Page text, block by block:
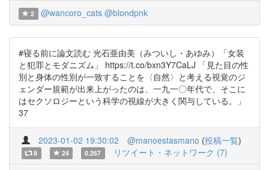
2 @wancoro_cats @blondpnk
#寝る前に論文読む 光石亜由美（みついし・あゆみ）「女装
と犯罪とモダニズム」 https://t.co/bxn3Y7CaLJ 「見た目の性
別と身体の性別が一致することを〈自然〉と考える視覚のジ
ェンダー規範が出来上がったのは、一九一〇年代で、そこに
はセクソロジーという科学の視線が大きく関与している。」
37
2023-01-02 19:30:02 @manoestasmano (投稿一覧)
8 24 0.267 リツイート・ネットワーク (7)